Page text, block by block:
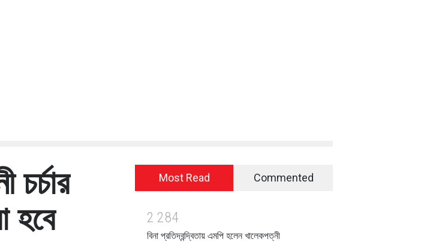
হবে
Most Read Commented
2 284
বিনা প্রতিদ্বন্দ্বিতায় এমপি হলেন খালেকপত্নী